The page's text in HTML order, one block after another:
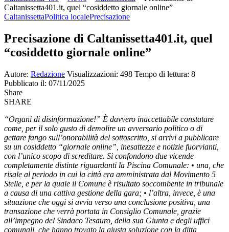
Caltanissetta401.it, quel “cosiddetto giornale online”
CaltanissettaPolitica localePrecisazione
Precisazione di Caltanissetta401.it, quel
“cosiddetto giornale online”
Autore: Redazione Visualizzazioni: 498 Tempo di lettura: 8
Pubblicato il: 07/11/2025
Share
SHARE
“Organi di disinformazione!” È davvero inaccettabile constatare
come, per il solo gusto di demolire un avversario politico o di
gettare fango sull’onorabilità del sottoscritto, si arrivi a pubblicare
su un cosiddetto “giornale online”, inesattezze e notizie fuorvianti,
con l’unico scopo di screditare. Si confondono due vicende
completamente distinte riguardanti la Piscina Comunale: • una, che
risale al periodo in cui la città era amministrata dal Movimento 5
Stelle, e per la quale il Comune è risultato soccombente in tribunale
a causa di una cattiva gestione della gara; • l’altra, invece, è una
situazione che oggi si avvia verso una conclusione positiva, una
transazione che verrà portata in Consiglio Comunale, grazie
all’impegno del Sindaco Tesauro, della sua Giunta e degli uffici
comunali, che hanno trovato la giusta soluzione con la ditta